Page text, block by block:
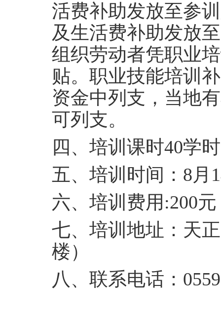
活费补助发放至参
及生活费补助发放
组织劳动者凭职业
贴。职业技能培训
资金中列支，当地
可列支。
四、培训课时40学
五、培训时间： 8月
六、培训费用:200元
七、培训地址：天
楼）
八、联系电话：